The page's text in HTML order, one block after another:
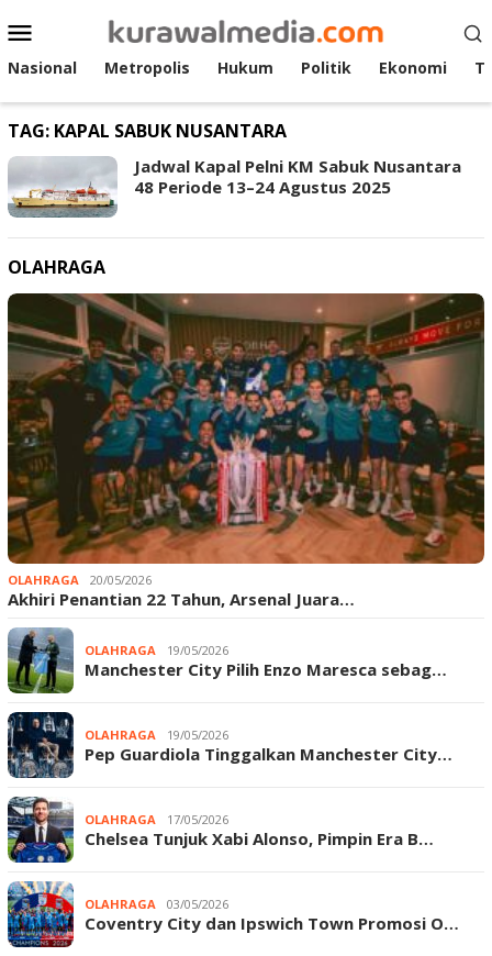
ke
konten
Menu
Mobile
Nasional Metropolis Hukum Politik Ekonomi
TAG: KAPAL SABUK NUSANTARA
Jadwal Kapal Pelni KM Sabuk Nusantara
48 Periode 13–24 Agustus 2025
OLAHRAGA
OLAHRAGA 20/05/2026
Akhiri Penantian 22 Tahun, Arsenal Juara…
OLAHRAGA 19/05/2026
Manchester City Pilih Enzo Maresca sebag…
OLAHRAGA 19/05/2026
Pep Guardiola Tinggalkan Manchester City…
OLAHRAGA 17/05/2026
Chelsea Tunjuk Xabi Alonso, Pimpin Era B…
OLAHRAGA 03/05/2026
Coventry City dan Ipswich Town Promosi O…